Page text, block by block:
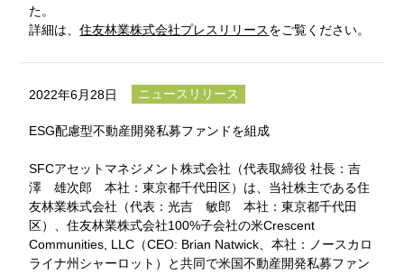
た。
詳細は、住友林業株式会社プレスリリースをご覧ください。
2022年6月28日 ニュースリリース
ESG配慮型不動産開発私募ファンドを組成
SFCアセットマネジメント株式会社（代表取締役 社長：吉
澤 雄次郎 本社：東京都千代田区）は、当社株主である住
友林業株式会社（代表：光吉 敏郎 本社：東京都千代田
区）、住友林業株式会社100%子会社の米Crescent
Communities, LLC（CEO: Brian Natwick、本社：ノースカロ
ライナ州シャーロット）と共同で米国不動産開発私募ファン